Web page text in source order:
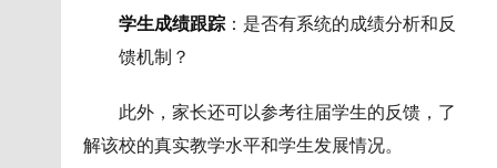
学生成绩跟踪：是否有系统的成绩分析和反
馈机制？
此外，家长还可以参考往届学生的反馈，了
解该校的真实教学水平和学生发展情况。